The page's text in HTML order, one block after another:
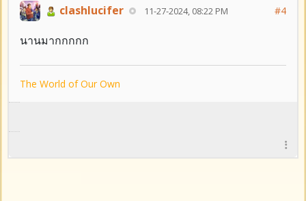
clashlucifer 11-27-2024, 08:22 PM #4
นานมากกกกก
The World of Our Own